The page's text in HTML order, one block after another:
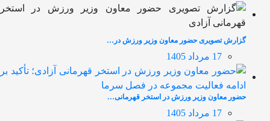
گزارش تصویری حضور معاون وزیر ورزش در…
17 مرداد 1405
حضور معاون وزیر ورزش در استخر قهرمانی…
17 مرداد 1405